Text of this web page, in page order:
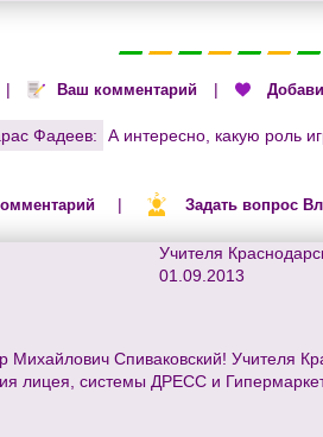
| Ваш комментарий |
Фадеев:
А интересно, какую роль
| Задать вопрос
Учителя
01.09.2013
Спиваковский! Учителя
лицея, системы ДРЕСС и